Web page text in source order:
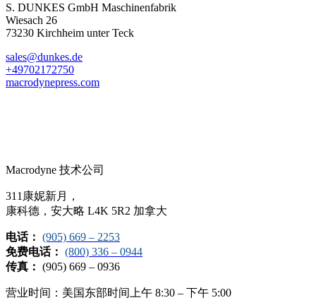
S. DUNKES GmbH Maschinenfabrik
Wiesach 26
73230 Kirchheim unter Teck
sales@dunkes.de
+49702172750
macrodynepress.com
Macrodyne 技术公司
311康妮新月，
康科德，安大略 L4K 5R2 加拿大
电话： (905) 669 – 2253
免费电话： (800) 336 – 0944
传真： (905) 669 – 0936
营业时间：美国东部时间上午 8:30 – 下午 5:00